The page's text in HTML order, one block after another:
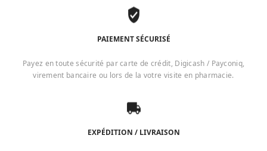
PAIEMENT SÉCURISÉ
Payez en toute sécurité par carte de crédit, Digicash / Payconiq,
virement bancaire ou lors de la votre visite en pharmacie.
EXPÉDITION / LIVRAISON